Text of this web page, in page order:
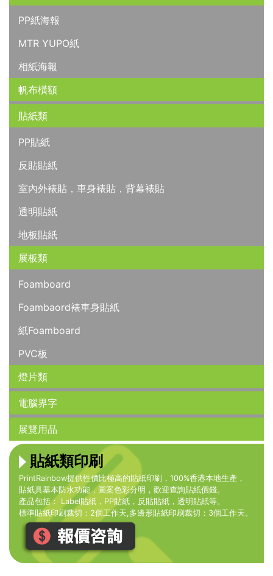
PP紙海報
MTR YUPO紙
相紙海報
帆布橫額
貼紙類
PP貼紙
反貼貼紙
室內外裱貼，車身裱貼，背幕裱貼
透明貼紙
地板貼紙
展板類
Foamboard
Foambaord裱車身貼紙
紙Foamboard
PVC板
燈片類
電腦界字
展覽用品
貼紙類印刷
PrintRainbow提供性價比極高的貼紙印刷，100%香港本地生產，
貼紙具基本防水功能，圖案色彩分明，歡迎查詢貼紙價錢。
產品包括： Label貼紙，PP貼紙，反貼貼紙，透明貼紙等。
標準貼紙印刷裁切：2個工作天,多邊形貼紙印刷裁切：3個工作天。